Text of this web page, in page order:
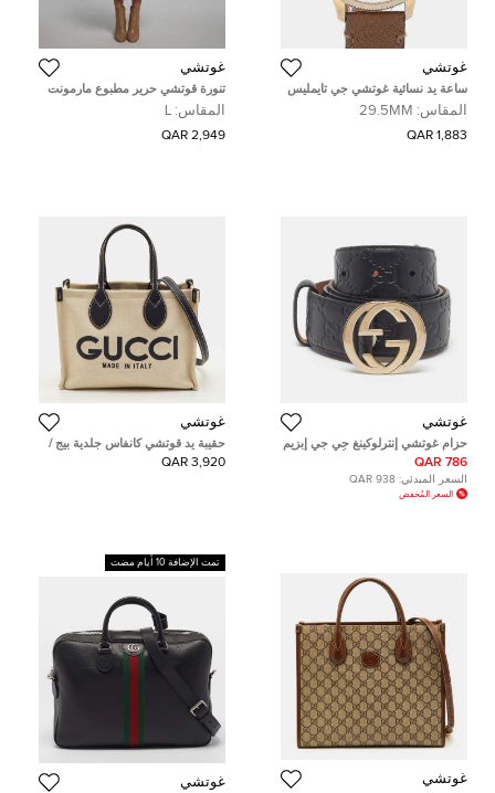
غوتشي
ساعة يد نسائية غوتشي جي تايمليس
YA1265022 ستانلس ستيل مطلية
بالذهب متعدد الألوان كوارتز 29.5 مم
المقاس: 29.5MM
1,883 QAR
غوتشي
تنورة قوتشي حرير مطبوع مارمونت
GG دوبلون هارنس بنفسجي طيات
مقاس كبير (لارج)
المقاس: L
2,949 QAR
غوتشي
حزام غوتشي إنترلوكينغ جي جي إبزيم
85 سم جلد قوتشي سِما أسود
786 QAR
السعر المبدئي: 938 QAR
السعر المُخفض
غوتشي
حقيبة يد قوتشي كانفاس جلدية بيج /
كحلية إصدار محدود
3,920 QAR
غوتشي
تمت الإضافة 10 أيام مضت
غوتشي